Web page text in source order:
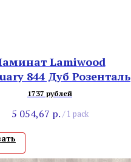
Lamiwood
844 Дуб Розенталь
1737 рублей
5 054,67 р. / 1 pack